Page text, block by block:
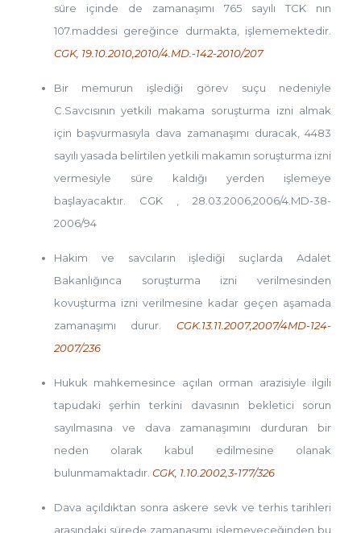
süre içinde de zamanaşımı 765 sayılı TCK nın
107.maddesi gereğince durmakta, işlememektedir.
CGK, 19.10.2010,2010/4.MD.-142-2010/207
Bir memurun işlediği görev suçu nedeniyle
C.Savcısının yetkili makama soruşturma izni almak
için başvurmasıyla dava zamanaşımı duracak, 4483
sayılı yasada belirtilen yetkili makamın soruşturma izni
vermesiyle süre kaldığı yerden işlemeye
başlayacaktır. CGK , 28.03.2006,2006/4.MD-38-
2006/94
Hakim ve savcıların işlediği suçlarda Adalet
Bakanlığınca soruşturma izni verilmesinden
kovuşturma izni verilmesine kadar geçen aşamada
zamanaşımı durur.CGK.13.11.2007,2007/4MD-124-
2007/236
Hukuk mahkemesince açılan orman arazisiyle ilgili
tapudaki şerhin terkini davasının bekletici sorun
sayılmasına ve dava zamanaşımını durduran bir
neden olarak kabul edilmesine olanak
bulunmamaktadır. CGK, 1.10.2002,3-177/326
Dava açıldıktan sonra askere sevk ve terhis tarihleri
arasındaki sürede zamanaşımı işlemeyeceğinden bu